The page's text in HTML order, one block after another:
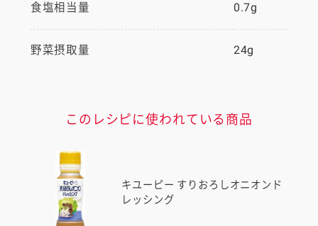
食塩相当量 0.7g
野菜摂取量 24g
このレシピに使われている商品
キユーピー すりおろしオニオンド
レッシング